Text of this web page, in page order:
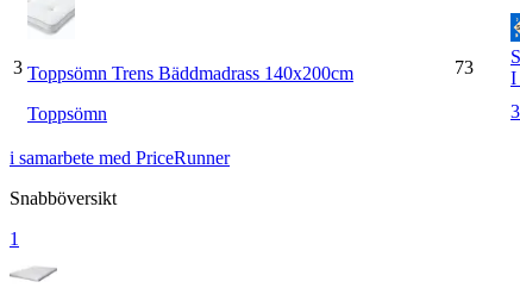
3 Toppsömn Trens Bäddmadrass 140x200cm
Toppsömn
73
I
i samarbete med PriceRunner
Snabböversikt
1